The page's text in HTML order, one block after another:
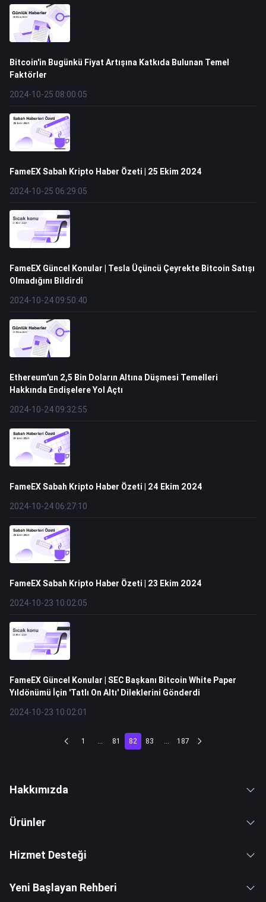
Bitcoin'in Bugünkü Fiyat Artışına Katkıda Bulunan Temel
Faktörler
2024-10-25 08:00:05
FameEX Sabah Kripto Haber Özeti | 25 Ekim 2024
2024-10-25 06:29:05
FameEX Güncel Konular | Tesla Üçüncü Çeyrekte Bitcoin Satışı
Olmadığını Bildirdi
2024-10-24 09:50:40
Ethereum'un 2,5 Bin Doların Altına Düşmesi Temelleri
Hakkında Endişelere Yol Açtı
2024-10-24 09:32:55
FameEX Sabah Kripto Haber Özeti | 24 Ekim 2024
2024-10-24 06:27:10
FameEX Sabah Kripto Haber Özeti | 23 Ekim 2024
2024-10-23 10:02:05
FameEX Güncel Konular | SEC Başkanı Bitcoin White Paper
Yıldönümü İçin 'Tatlı On Altı' Dileklerini Gönderdi
2024-10-23 10:02:01
1 ... 81 82 83 ... 187
Hakkımızda
Ürünler
Hizmet Desteği
Yeni Başlayan Rehberi